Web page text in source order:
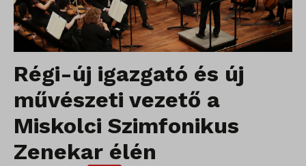
Régi-új igazgató és új
művészeti vezető a
Miskolci Szimfonikus
Zenekar élén